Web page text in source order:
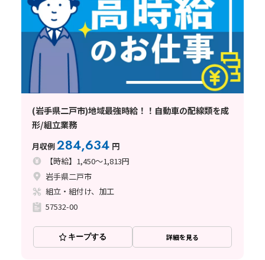
(岩手県二戸市)地域最強時給！！自動車の配線類を成
形/組立業務
月収例284,634 円
【時給】1,450～1,813円
岩手県二戸市
組立・組付け、加工
57532-00
キープする 詳細を見る